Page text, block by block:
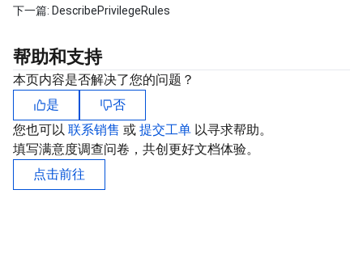
下一篇: DescribePrivilegeRules
帮助和支持
本页内容是否解决了您的问题？
是
否
您也可以 联系销售 或 提交工单 以寻求帮助。
填写满意度调查问卷，共创更好文档体验。
点击前往